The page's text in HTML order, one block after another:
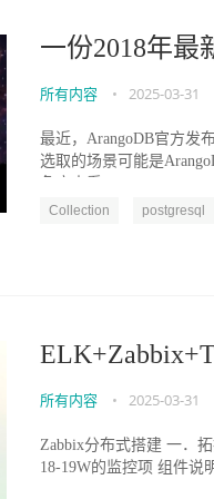
一份2018年最
所有内容 • 2025-03-31
最近，ArangoDB官方发
选取的场景可能是
Collection postgresql
所有内容 • 2025-03-31
Zabbix分布式搭建 一．
18-19W的监控项 组件说